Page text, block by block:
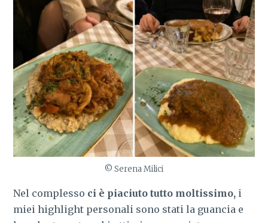
© Serena Milici
Nel complesso ci è piaciuto tutto moltissimo, i
miei highlight personali sono stati la guancia e